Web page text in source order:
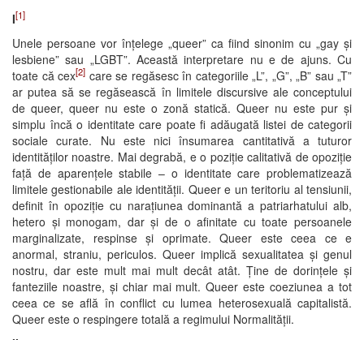
I[1]
Unele persoane vor înțelege „queer” ca fiind sinonim cu „gay și
lesbiene” sau „LGBT”. Această interpretare nu e de ajuns. Cu
toate că cex[2] care se regăsesc în categoriile „L”, „G”, „B” sau „T”
ar putea să se regăsească în limitele discursive ale conceptului
de queer, queer nu este o zonă statică. Queer nu este pur și
simplu încă o identitate care poate fi adăugată listei de categorii
sociale curate. Nu este nici însumarea cantitativă a tuturor
identităților noastre. Mai degrabă, e o poziție calitativă de opoziție
față de aparențele stabile – o identitate care problematizează
limitele gestionabile ale identității. Queer e un teritoriu al tensiunii,
definit în opoziție cu narațiunea dominantă a patriarhatului alb,
hetero și monogam, dar și de o afinitate cu toate persoanele
marginalizate, respinse și oprimate. Queer este ceea ce e
anormal, straniu, periculos. Queer implică sexualitatea și genul
nostru, dar este mult mai mult decât atât. Ține de dorințele și
fanteziile noastre, și chiar mai mult. Queer este coeziunea a tot
ceea ce se află în conflict cu lumea heterosexuală capitalistă.
Queer este o respingere totală a regimului Normalității.